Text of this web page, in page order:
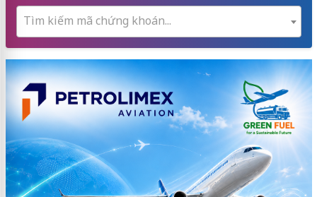
Tìm kiếm mã chứng khoán...